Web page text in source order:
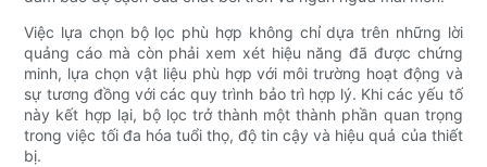
Việc lựa chọn bộ lọc phù hợp không chỉ dựa trên những lời
quảng cáo mà còn phải xem xét hiệu năng đã được chứng
minh, lựa chọn vật liệu phù hợp với môi trường hoạt động và
sự tương đồng với các quy trình bảo trì hợp lý. Khi các yếu tố
này kết hợp lại, bộ lọc trở thành một thành phần quan trọng
trong việc tối đa hóa tuổi thọ, độ tin cậy và hiệu quả của thiết
bị.